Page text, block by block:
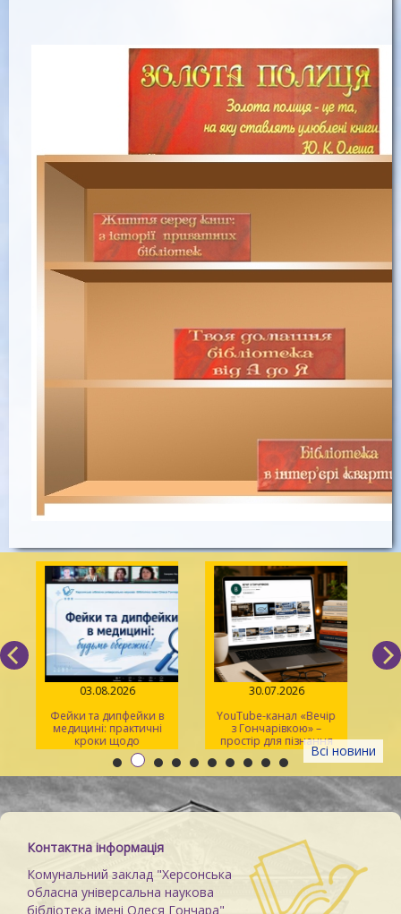
Всі новини
03.08.2026
Фейки та дипфейки в
медицині: практичні
кроки щодо
розпізнавання
30.07.2026
YouTube-канал «Вечір
з Гончарівкою» –
простір для пізнання
та натхнення
Контактна інформація
Комунальний заклад "Херсонська
обласна універсальна наукова
бібліотека імені Олеся Гончара"